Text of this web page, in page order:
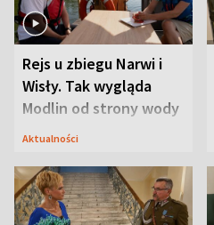
Rejs u zbiegu Narwi i
Wisły. Tak wygląda
Modlin od strony wody
Aktualności